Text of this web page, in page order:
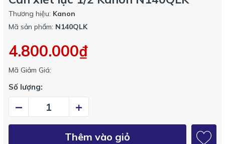
Thương hiệu: Kanon
Mã sản phẩm: N140QLK
4.800.000₫
Mã Giảm Giá:
Số lượng:
– +
Thêm vào giỏ